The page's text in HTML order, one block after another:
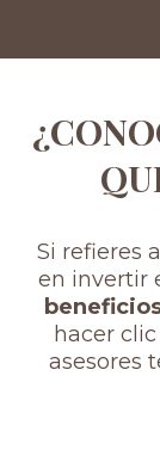
Si refieres
en invertir
hacer
asesores